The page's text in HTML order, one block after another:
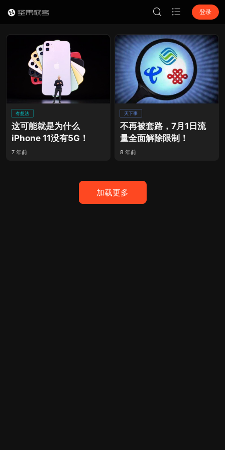
登录
有想法
这可能就是为什么
iPhone 11没有5G！
7 年前
天下事
不再被套路，7月1日流
量全面解除限制！
8 年前
加载更多